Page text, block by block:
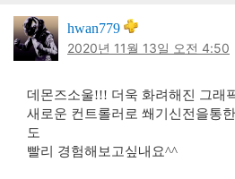
hwan779
2020년 11월 13일 오전 4:50
데몬즈소울!!! 더욱 화려해진 그래
새로운 컨트롤러로 쐐기신전을통
도
빨리 경험해보고싶내요^^